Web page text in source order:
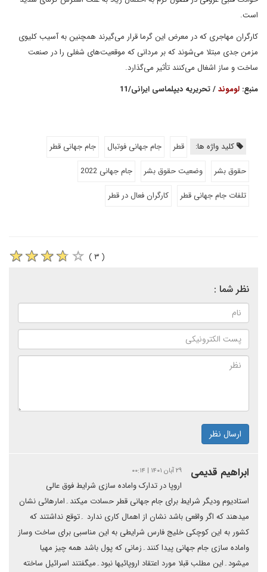
است.
کارگران مهاجری که در معرض این گرما قرار می‌گیرند همچنین به آسیب کلیوی
مزمن جدی مبتلا می‌شوند که بر مردانی که موقعیت‌های شغلی را در صنعت
ساخت و ساز اشغال می‌کنند تأثیر می‌گذارد.
منبع: لوموند/ تحریریه دیپلماسی ایرانی/11
کلید واژه ها: قطر جام جهانی فوتبال
جام جهانی قطر
حقوق بشر
وضعیت حقوق بشر
جام جهانی 2022
تلفات جام جهانی قطر
کارگران فعال در قطر
( ۳ )
نظر شما :
ارسال نظر
ابراهیم قدیمی ۲۹ آبان ۱۴۰۱ | ۰۰:۱۴
اروپا در تدارک واماده سازی شرایط فوق عالی
استادیوم ودیگر شرایط برای جام جهانی قطر حسادت میکند۔امارهائی نشان
میدهند که اگر واقعی باشد نشان از اهمال کاری ندارد ۔توقع نداشتند که
کشور به این کوچکی خلیج فارس شرایطی به این مناسبی برای ساخت وساز
واماده سازی جام جهانی پیدا کنند۔زمانی که پول باشد همه چیز مهیا
میشود۔این مطلب قبلا مورد اعتقاد اروپائیها نبود۔میگفتند اسرائیل ساخته